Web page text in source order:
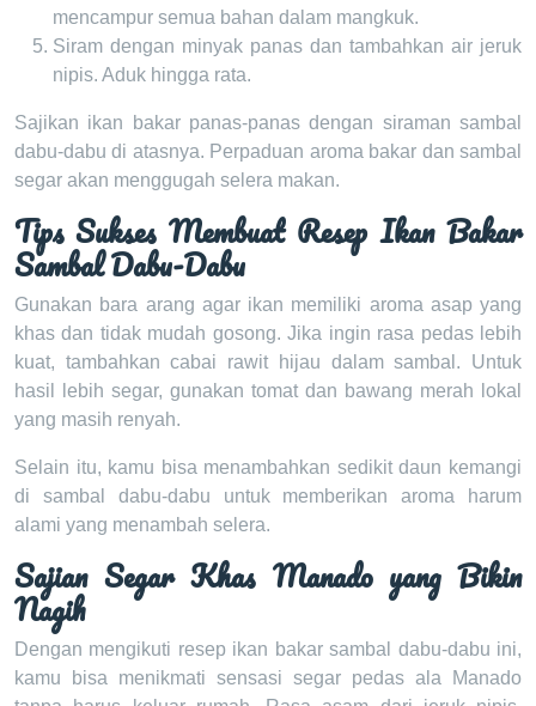
mencampur semua bahan dalam mangkuk.
Siram dengan minyak panas dan tambahkan air jeruk
nipis. Aduk hingga rata.
Sajikan ikan bakar panas-panas dengan siraman sambal
dabu-dabu di atasnya. Perpaduan aroma bakar dan sambal
segar akan menggugah selera makan.
Tips Sukses Membuat Resep Ikan Bakar
Sambal Dabu-Dabu
Gunakan bara arang agar ikan memiliki aroma asap yang
khas dan tidak mudah gosong. Jika ingin rasa pedas lebih
kuat, tambahkan cabai rawit hijau dalam sambal. Untuk
hasil lebih segar, gunakan tomat dan bawang merah lokal
yang masih renyah.
Selain itu, kamu bisa menambahkan sedikit daun kemangi
di sambal dabu-dabu untuk memberikan aroma harum
alami yang menambah selera.
Sajian Segar Khas Manado yang Bikin
Nagih
Dengan mengikuti resep ikan bakar sambal dabu-dabu ini,
kamu bisa menikmati sensasi segar pedas ala Manado